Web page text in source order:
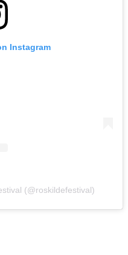
Instagram
(@roskildefestival)